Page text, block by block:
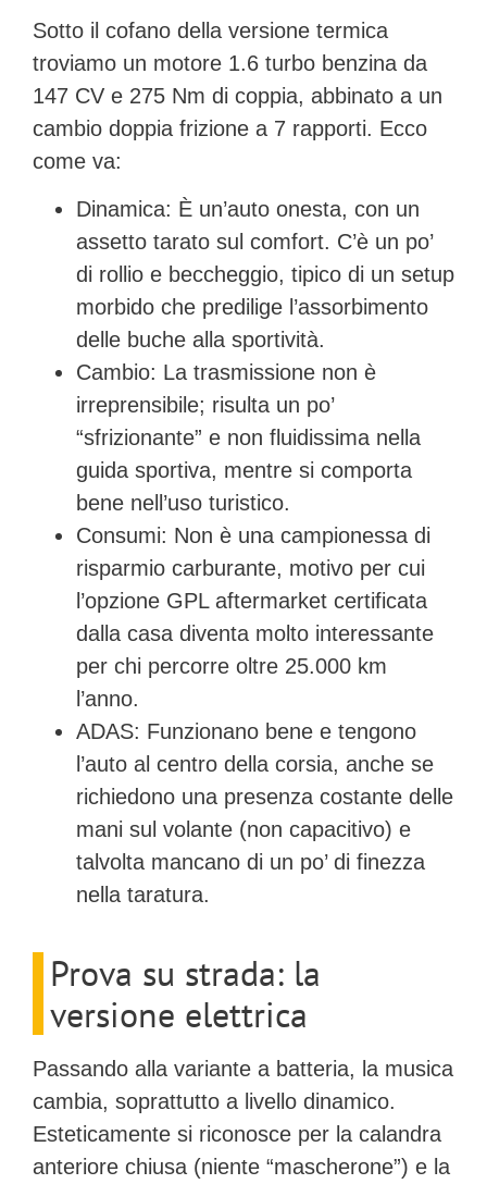
Sotto il cofano della versione termica
troviamo un motore 1.6 turbo benzina da
147 CV e 275 Nm di coppia, abbinato a un
cambio doppia frizione a 7 rapporti. Ecco
come va:
Dinamica: È un’auto onesta, con un
assetto tarato sul comfort. C’è un po’
di rollio e beccheggio, tipico di un setup
morbido che predilige l’assorbimento
delle buche alla sportività.
Cambio: La trasmissione non è
irreprensibile; risulta un po’
“sfrizionante” e non fluidissima nella
guida sportiva, mentre si comporta
bene nell’uso turistico.
Consumi: Non è una campionessa di
risparmio carburante, motivo per cui
l’opzione GPL aftermarket certificata
dalla casa diventa molto interessante
per chi percorre oltre 25.000 km
l’anno.
ADAS: Funzionano bene e tengono
l’auto al centro della corsia, anche se
richiedono una presenza costante delle
mani sul volante (non capacitivo) e
talvolta mancano di un po’ di finezza
nella taratura.
Prova su strada: la
versione elettrica
Passando alla variante a batteria, la musica
cambia, soprattutto a livello dinamico.
Esteticamente si riconosce per la calandra
anteriore chiusa (niente “mascherone”) e la